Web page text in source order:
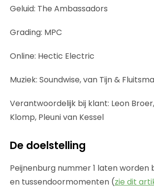
Geluid: The Ambassadors
Grading: MPC
Online: Hectic Electric
Muziek: Soundwise, van Tijn & Fluitsma
Verantwoordelijk bij klant: Leon
Klomp, Pleuni van Kessel
De doelstelling
Peijnenburg nummer 1 laten
en tussendoormomenten (zie dit